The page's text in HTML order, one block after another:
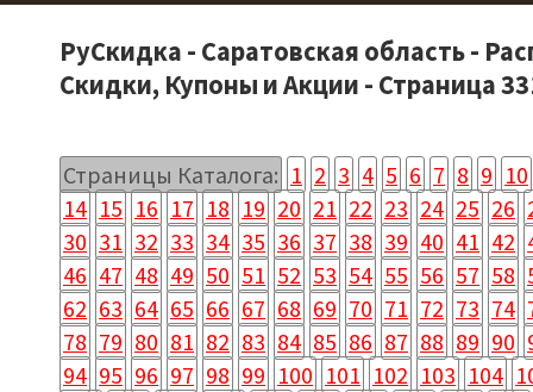
РуСкидка - Саратовская область -
Скидки, Купоны и Акции - Страница
Страницы Каталога: 1 2 3 4 5 6 7 8 9 10
14 15 16 17 18 19 20 21 22 23 24 25 26
30 31 32 33 34 35 36 37 38 39 40 41 42
46 47 48 49 50 51 52 53 54 55 56 57 58
62 63 64 65 66 67 68 69 70 71 72 73 74
78 79 80 81 82 83 84 85 86 87 88 89 90
94 95 96 97 98 99 100 101 102 103 104